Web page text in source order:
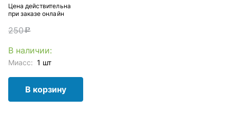
Цена действительна
при заказе онлайн
250c
В наличии:
Миасс: 1 шт
В корзину